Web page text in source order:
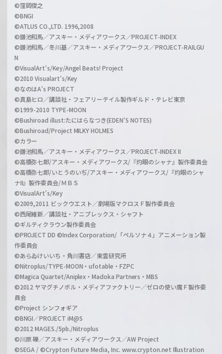
©窪岡俊之
©BNGI
©ATLUS CO.,LTD. 1996,2008
©鎌池和馬／アスキー・メディアワークス／PROJECT-INDEX
©鎌池和馬／冬川基／アスキー・メディアワークス／PROJECT-RAILGU
N
©VisualArt's/Key/Angel Beats! Project
©2010 Visualart's/Key
©なのはA's PROJECT
©真島ヒロ／講談社・フェアリーテイル製作ギルド・テレビ東京
©1999-2010 TYPE-MOON
©Bushiroad illust:たにはらなつき(EDEN'S NOTES)
©Bushiroad/Project MILKY HOLMES
©カラー
©鎌池和馬／アスキー・メディアワークス／PROJECT-INDEX II
©高橋弥七郎/アスキー・メディアワークス/『灼眼のシャナ』製作委員会
©高橋弥七郎/いとうのいぢ/アスキー・メディアワークス/『灼眼のシャ
ナII』製作委員会/ＭＢＳ
©VisualArt's/Key
©2009,2011 ビックウエスト／劇場版マクロスＦ製作委員会
©西尾維新／講談社・アニプレックス・シャフト
©ギルティクラウン製作委員会
©PROJECT DD ©Index Corporation/「ペルソナ４」アニメーション製
作委員会
©あらゐけいいち・角川書店／東雲研究所
©Nitroplus/TYPE-MOON・ufotable・FZPC
©Magica Quartet/Aniplex・Madoka Partners・MBS
©2012 ヤマグチノボル・メディアファクトリー／ゼロの使い魔Ｆ製作委
員会
©Project シンフォギア
©BNGI／PROJECT iM@S
©2012 MAGES./5pb./Nitroplus
©川原 礫／アスキー・メディアワークス／AW Project
©SEGA / ©Crypton Future Media, Inc. www.crypton.net Illustration